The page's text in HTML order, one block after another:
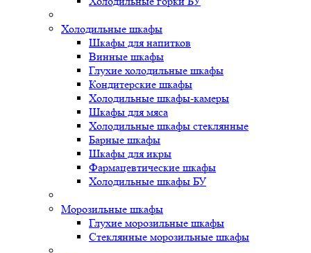
Холодильные шкафы
Шкафы для напитков
Винные шкафы
Глухие холодильные шкафы
Кондитерские шкафы
Холодильные шкафы-камеры
Шкафы для мяса
Холодильные шкафы стеклянные
Барные шкафы
Шкафы для икры
Фармацевтические шкафы
Холодильные шкафы БУ
Морозильные шкафы
Глухие морозильные шкафы
Стеклянные морозильные шкафы